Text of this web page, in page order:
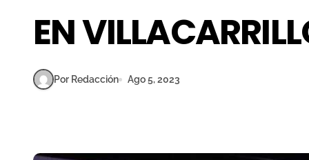
EN
Por Redacción Ago 5, 2023